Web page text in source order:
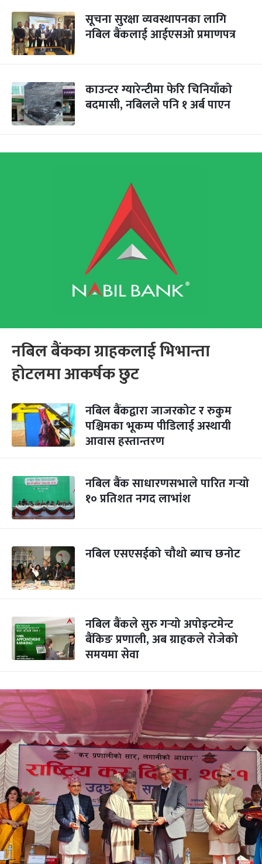
सूचना सुरक्षा व्यवस्थापनका लागि
नबिल बैंकलाई आईएसओ प्रमाणपत्र
काउन्टर ग्यारेन्टीमा फेरि चिनियाँको
बदमासी, नबिलले पनि १ अर्ब पाएन
नबिल बैंकका ग्राहकलाई भिभान्ता
होटलमा आकर्षक छुट
नबिल बैंकद्वारा जाजरकोट र रुकुम
पश्चिमका भूकम्प पीडिलाई अस्थायी
आवास हस्तान्तरण
नबिल बैंक साधारणसभाले पारित गर्‍यो
१० प्रतिशत नगद लाभांश
नबिल एसएसईको चौथो ब्याच छनोट
नबिल बैंकले सुरु गर्‍यो अपोइन्टमेन्ट
बैंकिङ प्रणाली, अब ग्राहकले रोजेको
समयमा सेवा